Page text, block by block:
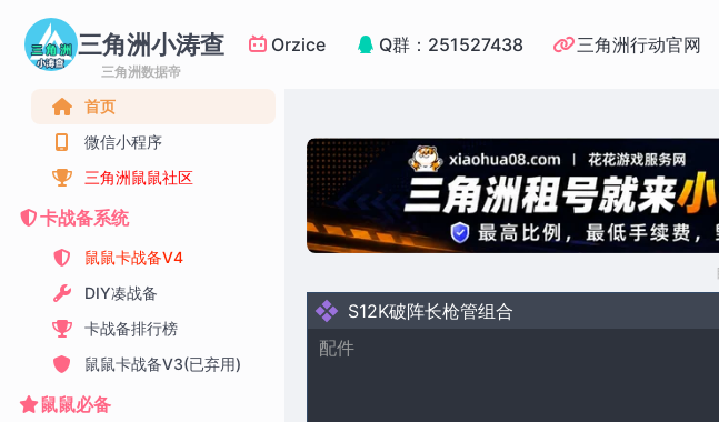
三角洲小涛查
三角洲数据帝
Orzice Q群：251527438 三角洲行动官网
首页
微信小程序
三角洲鼠鼠社区
卡战备系统
鼠鼠卡战备V4
DIY凑战备
卡战备排行榜
鼠鼠卡战备V3(已弃用)
鼠鼠必备
S12K破阵长枪管组合
配件